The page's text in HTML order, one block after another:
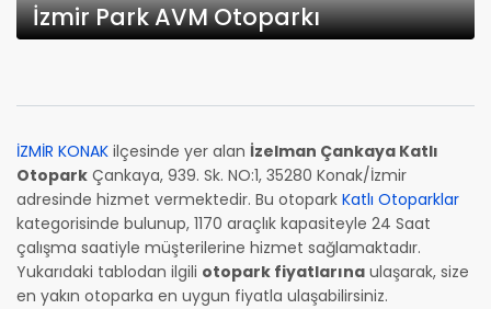
İzmir Park AVM Otoparkı
İZMİR KONAK ilçesinde yer alan İzelman Çankaya Katlı
Otopark Çankaya, 939. Sk. NO:1, 35280 Konak/İzmir
adresinde hizmet vermektedir. Bu otopark Katlı Otoparklar
kategorisinde bulunup, 1170 araçlık kapasiteyle 24 Saat
çalışma saatiyle müşterilerine hizmet sağlamaktadır.
Yukarıdaki tablodan ilgili otopark fiyatlarına ulaşarak, size
en yakın otoparka en uygun fiyatla ulaşabilirsiniz.